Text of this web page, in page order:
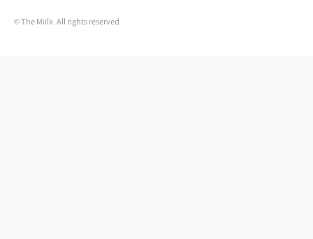
© The Miilk. All rights reserved.